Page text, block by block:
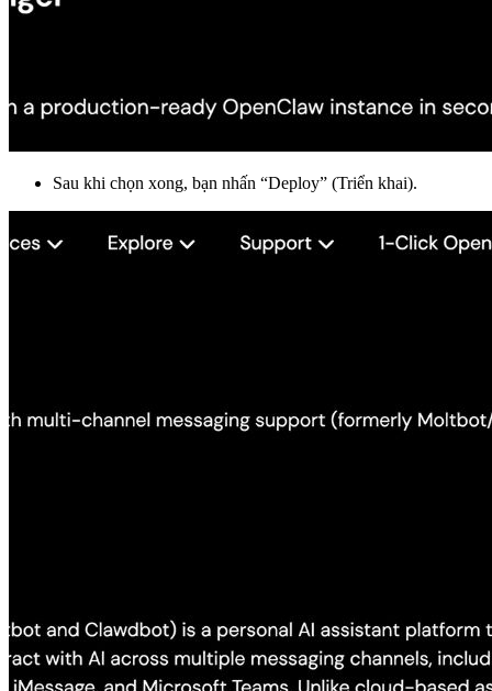
Sau khi chọn xong, bạn nhấn “Deploy” (Triển khai).